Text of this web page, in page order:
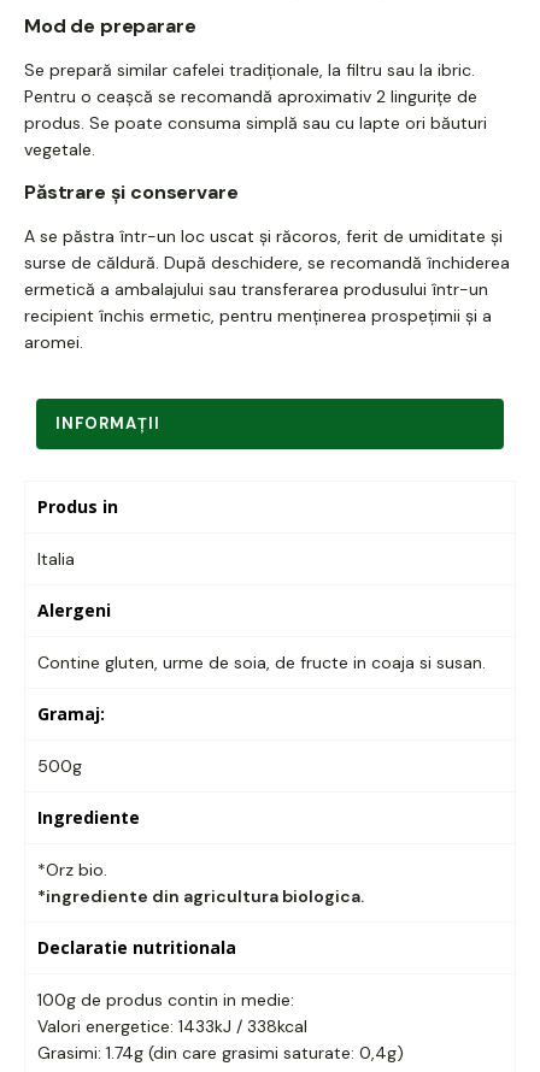
Mod de preparare
Se prepară similar cafelei tradiționale, la filtru sau la ibric.
Pentru o ceașcă se recomandă aproximativ 2 lingurițe de
produs. Se poate consuma simplă sau cu lapte ori băuturi
vegetale.
Păstrare și conservare
A se păstra într-un loc uscat și răcoros, ferit de umiditate și
surse de căldură. După deschidere, se recomandă închiderea
ermetică a ambalajului sau transferarea produsului într-un
recipient închis ermetic, pentru menținerea prospețimii și a
aromei.
INFORMAŢII
Produs in
Italia
Alergeni
Contine gluten, urme de soia, de fructe in coaja si susan.
Gramaj:
500g
Ingrediente
*Orz bio.
*ingrediente din agricultura biologica.
Declaratie nutritionala
100g de produs contin in medie:
Valori energetice: 1433kJ / 338kcal
Grasimi: 1.74g (din care grasimi saturate: 0,4g)